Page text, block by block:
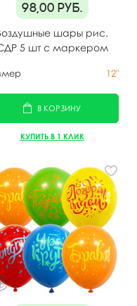
98,00 руб.
шары рис.
5 шт с маркером
12"
В КОРЗИНУ
КУПИТЬ В 1 КЛИК